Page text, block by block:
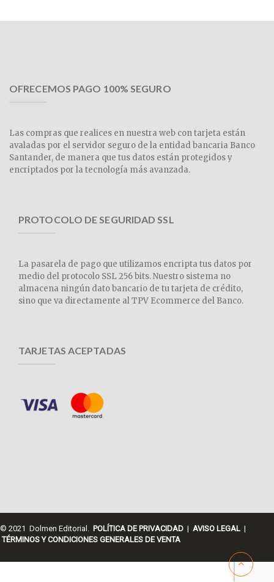
OFRECEMOS PAGO 100% SEGURO
Las compras que realices en nuestra web con tarjeta están
avaladas por el servidor seguro de la entidad bancaria Banco
Santander, de manera que tus datos están protegidos y
encriptados por la tecnología más avanzada.
PROTOCOLO DE SEGURIDAD SSL
La pasarela de pago que utilizamos encripta tus datos por
medio del protocolo SSL 256 bits. Nuestro sistema no
almacena ningún dato bancario de tu tarjeta de crédito,
sino que va directamente al TPV Ecommerce del Banco.
TARJETAS ACEPTADAS
© 2021 Dolmen Editorial. POLÍTICA DE PRIVACIDAD | AVISO LEGAL |
TÉRMINOS Y CONDICIONES GENERALES DE VENTA